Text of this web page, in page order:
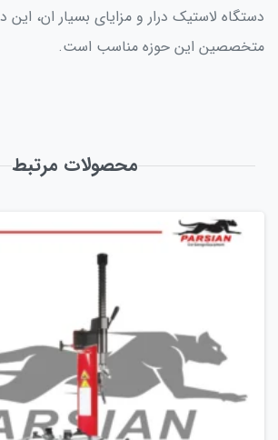
دستگاه لاستیک درار و مزایای بسیار ان، این
متخصصین این حوزه مناسب است.
محصولات مرتبط